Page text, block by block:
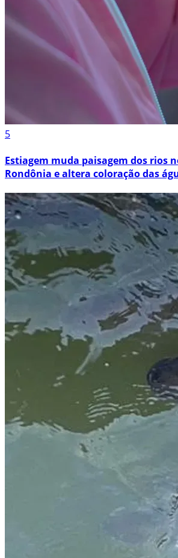
5
Estiagem muda paisagem dos rios
Rondônia e altera coloração das